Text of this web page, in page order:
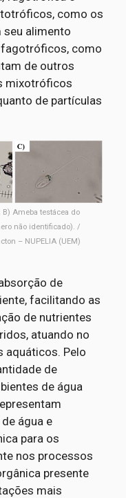
como os
alimento
como
de outros
mixotróficos
de partículas
; B) Ameba testácea do
não identificado). /
– NUPELIA (UEM)
de
facilitando as
de nutrientes
atuando no
aquáticos. Pelo
de
de água
água e
para os
nos processos
presente
mais